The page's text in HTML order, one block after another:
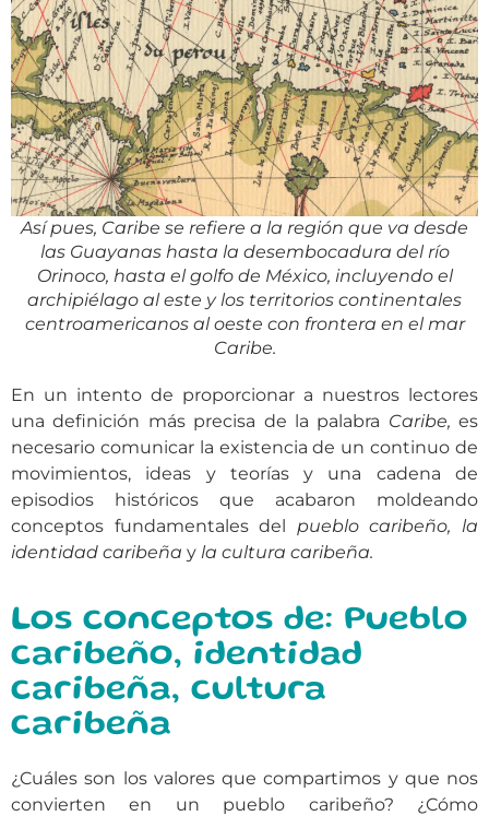
Así pues, Caribe se refiere a la región que va desde
las Guayanas hasta la desembocadura del río
Orinoco, hasta el golfo de México, incluyendo el
archipiélago al este y los territorios continentales
centroamericanos al oeste con frontera en el mar
Caribe.
En un intento de proporcionar a nuestros lectores
una definición más precisa de la palabra Caribe, es
necesario comunicar la existencia de un continuo de
movimientos, ideas y teorías y una cadena de
episodios históricos que acabaron moldeando
conceptos fundamentales del pueblo caribeño, la
identidad caribeña y la cultura caribeña.
Los conceptos de: Pueblo
caribeño, identidad
caribeña, cultura
caribeña
¿Cuáles son los valores que compartimos y que nos
convierten en un pueblo caribeño? ¿Cómo